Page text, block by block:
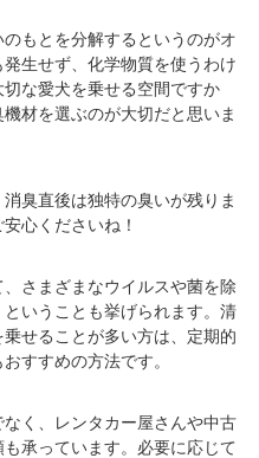
もとを分解するというのがオ
生せず、化学物質を使うわけ
な愛犬を乗せる空間ですか
材を選ぶのが大切だと思いま
臭直後は独特の臭いが残りま
心くださいね！
さまざまなウイルスや菌を除
いうことも挙げられます。清
せることが多い方は、定期的
すすめの方法です。
く、レンタカー屋さんや中古
承っています。必要に応じて